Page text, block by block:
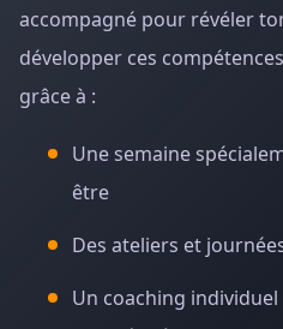
accompagné pour révéler
développer ces
grâce à :
Une semaine
être
Des ateliers et
Un coaching